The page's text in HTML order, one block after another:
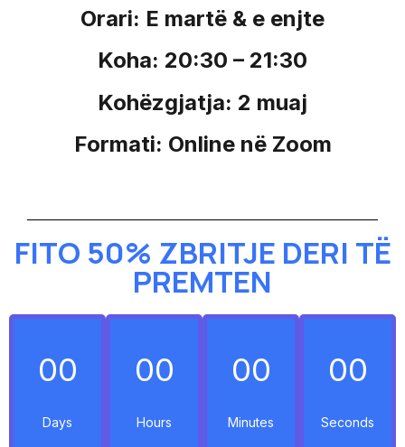
Orari: E martë & e enjte
Koha: 20:30 – 21:30
Kohëzgjatja: 2 muaj
Formati: Online në Zoom
FITO 50% ZBRITJE DERI TË
PREMTEN
00
Days
00
Hours
00
Minutes
00
Seconds